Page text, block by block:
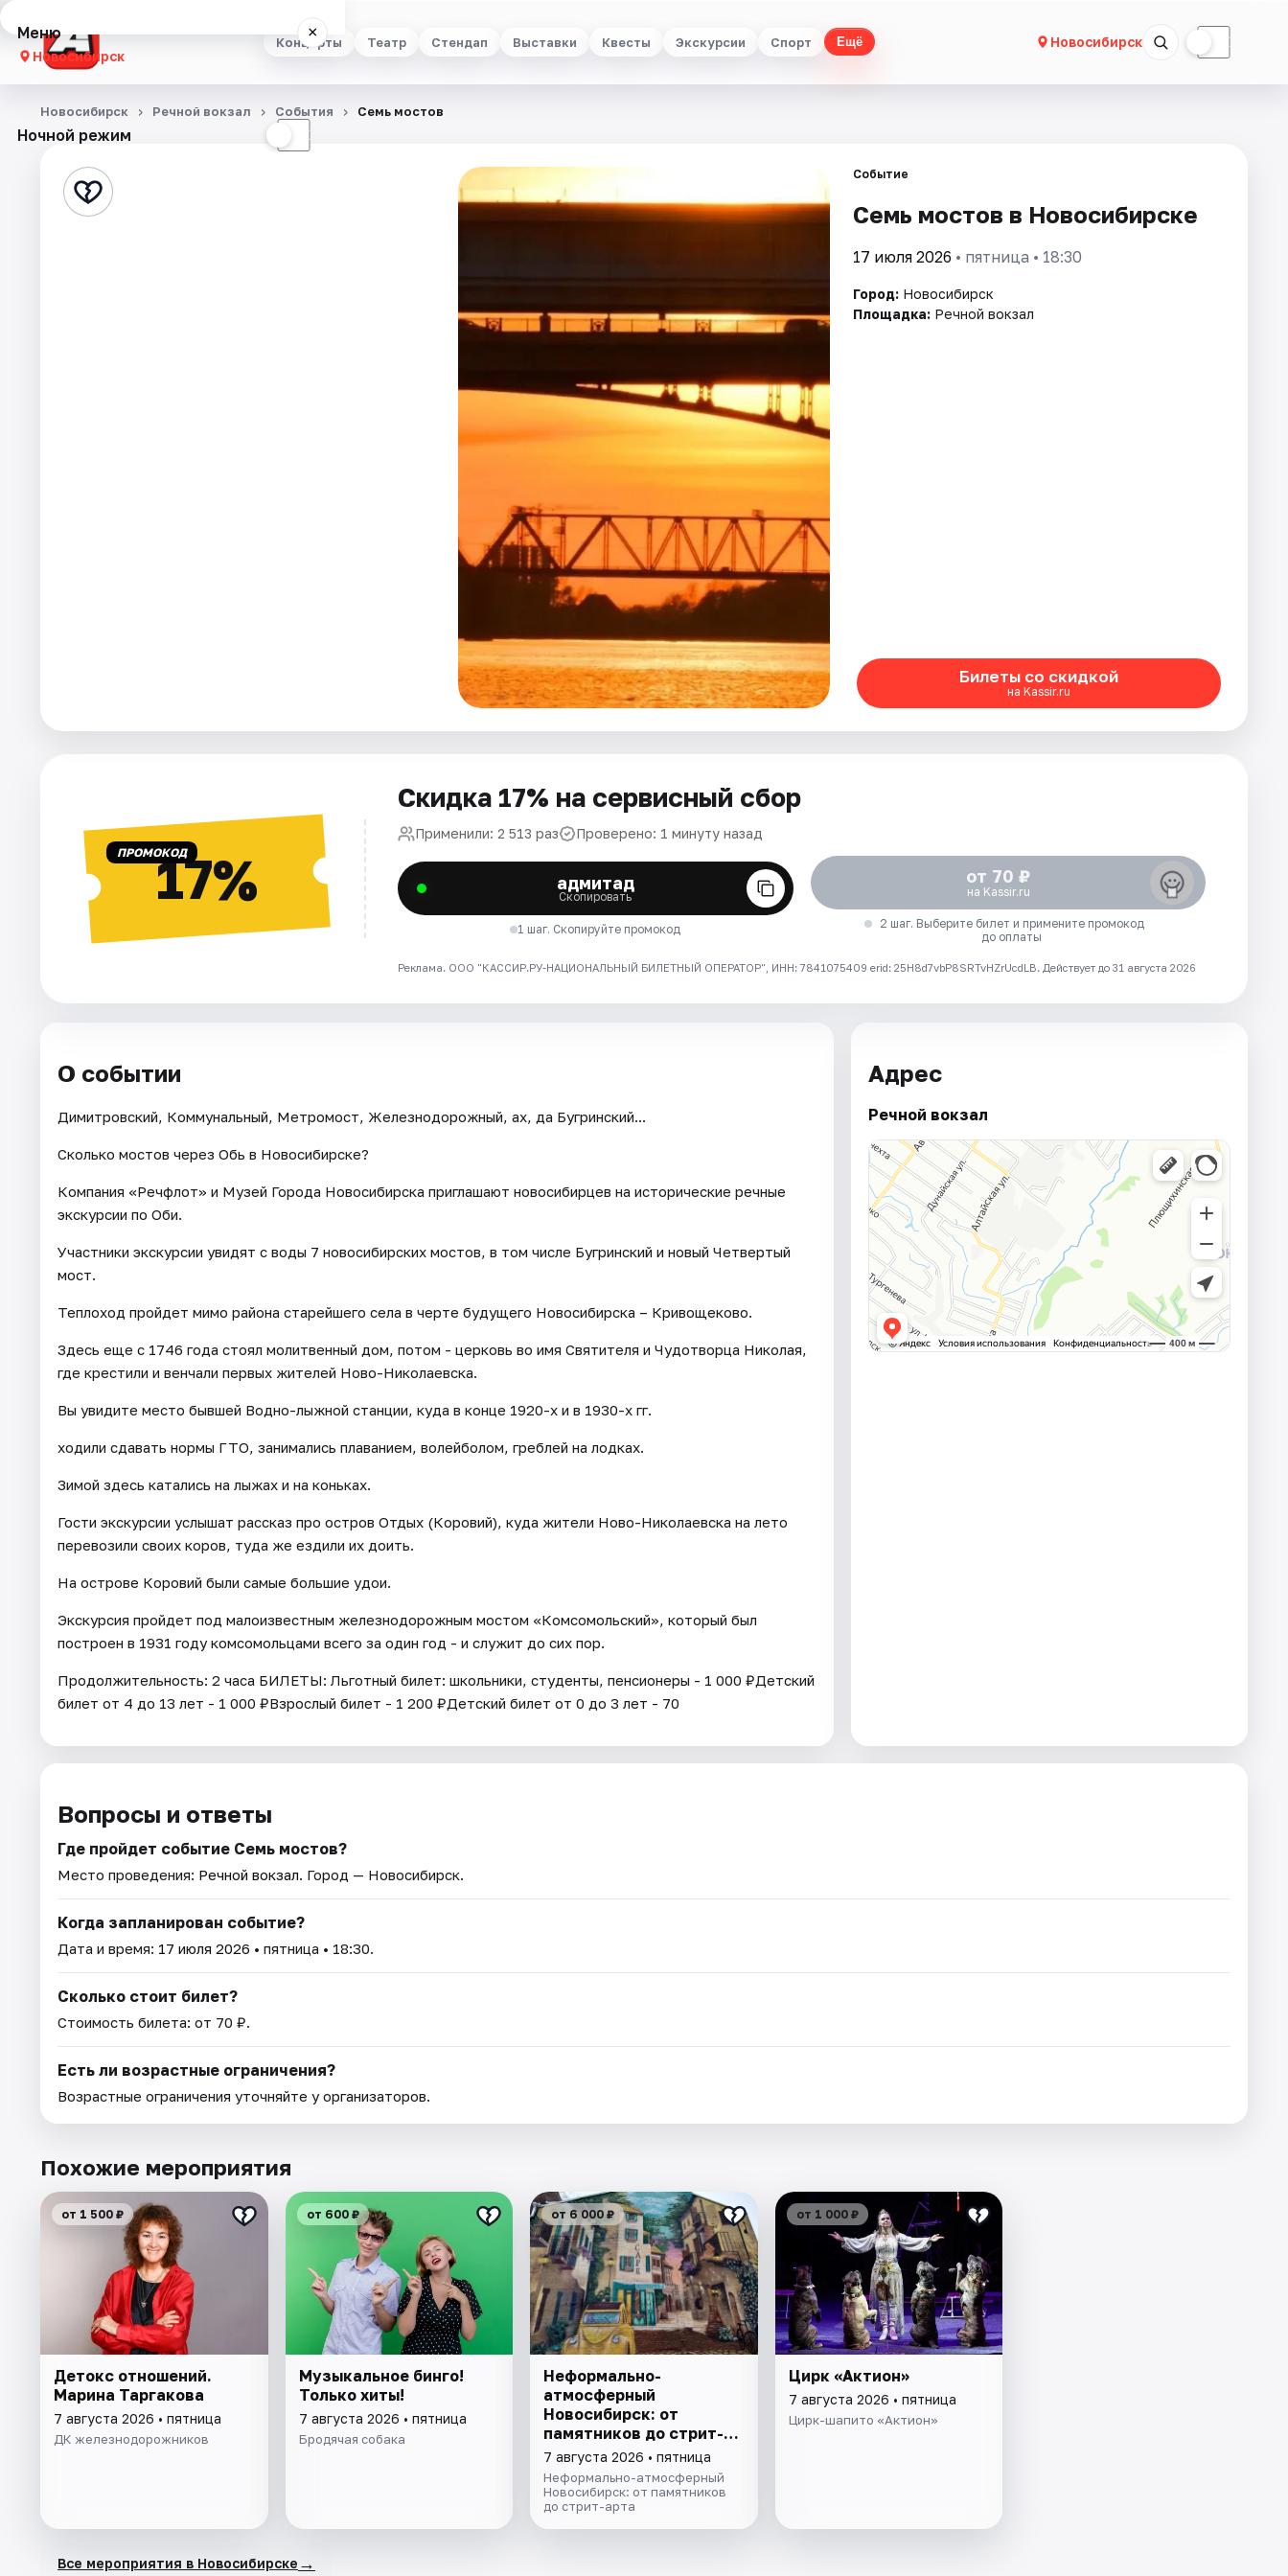
Концерты Театр Стендап Выставки Квесты Экскурсии Спорт Ещё Новосибирск ☾
Меню ×
Новосибирск
Концерты
Стендап
Ночной режим ☾
Новосибирск Речной вокзал События Семь мостов
Событие
Семь мостов в Новосибирске
17 июля 2026 • пятница • 18:30
Город: Новосибирск
Площадка: Речной вокзал
Билеты со скидкой
на Kassir.ru
ПРОМОКОД17%
Скидка 17% на сервисный сбор
Применили: 2 513 раз Проверено: 1 минуту назад
адмитад
Скопировать
1 шаг. Скопируйте промокод
от 70 ₽
на Kassir.ru
2 шаг. Выберите билет и примените промокод
до оплаты
Реклама. ООО "КАССИР.РУ-НАЦИОНАЛЬНЫЙ БИЛЕТНЫЙ ОПЕРАТОР", ИНН: 7841075409 erid: 25H8d7vbP8SRTvHZrUcdLB. Действует до 31 августа 2026
О событии
Димитровский, Коммунальный, Метромост, Железнодорожный, ах, да Бугринский...
Сколько мостов через Обь в Новосибирске?
Компания «Речфлот» и Музей Города Новосибирска приглашают новосибирцев на исторические речные
экскурсии по Оби.
Участники экскурсии увидят с воды 7 новосибирских мостов, в том числе Бугринский и новый Четвертый
мост.
Теплоход пройдет мимо района старейшего села в черте будущего Новосибирска – Кривощеково.
Здесь еще с 1746 года стоял молитвенный дом, потом - церковь во имя Святителя и Чудотворца Николая,
где крестили и венчали первых жителей Ново-Николаевска.
Вы увидите место бывшей Водно-лыжной станции, куда в конце 1920-х и в 1930-х гг.
ходили сдавать нормы ГТО, занимались плаванием, волейболом, греблей на лодках.
Зимой здесь катались на лыжах и на коньках.
​Гости экскурсии услышат рассказ про остров Отдых (Коровий), куда жители Ново-Николаевска на лето
перевозили своих коров, туда же ездили их доить.
На острове Коровий были самые большие удои.
Экскурсия пройдет под малоизвестным железнодорожным мостом «Комсомольский», который был
построен в 1931 году комсомольцами всего за один год - и служит до сих пор.
Продолжительность: 2 часа БИЛЕТЫ: Льготный билет: школьники, студенты, пенсионеры - 1 000 ₽Детский
билет от 4 до 13 лет - 1 000 ₽Взрослый билет - 1 200 ₽Детский билет от 0 до 3 лет - 70
Адрес
Речной вокзал
Вопросы и ответы
Где пройдет событие Семь мостов?
Место проведения: Речной вокзал. Город — Новосибирск.
Когда запланирован событие?
Дата и время: 17 июля 2026 • пятница • 18:30.
Сколько стоит билет?
Стоимость билета: от 70 ₽.
Есть ли возрастные ограничения?
Возрастные ограничения уточняйте у организаторов.
Похожие мероприятия
от 1 500 ₽
Детокс отношений.
Марина Таргакова
7 августа 2026 • пятница
ДК железнодорожников
от 600 ₽
Музыкальное бинго!
Только хиты!
7 августа 2026 • пятница
Бродячая собака
от 6 000 ₽
Неформально-
атмосферный
Новосибирск: от
памятников до стрит-
арта
7 августа 2026 • пятница
Неформально-атмосферный
Новосибирск: от памятников
до стрит-арта
от 1 000 ₽
Цирк «Актион»
7 августа 2026 • пятница
Цирк-шапито «Актион»
Все мероприятия в Новосибирске →